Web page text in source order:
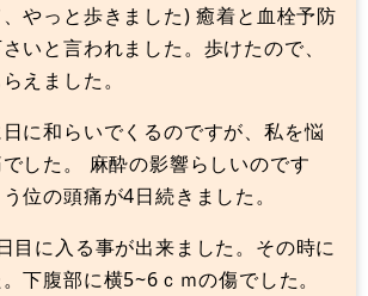
やっと歩きました) 癒着と血栓予防
いと言われました。歩けたので、
えました。
に和らいでくるのですが、私を悩
した。 麻酔の影響らしいのです
位の頭痛が4日続きました。
目に入る事が出来ました。その時に
下腹部に横5~6ｃｍの傷でした。